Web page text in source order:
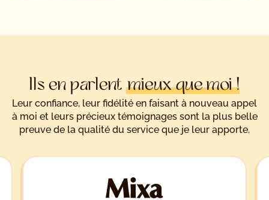
Ils en parlent mieux que moi !
Leur confiance, leur fidélité en faisant à nouveau appel
à moi et leurs précieux témoignages sont la plus belle
preuve de la qualité du service que je leur apporte.